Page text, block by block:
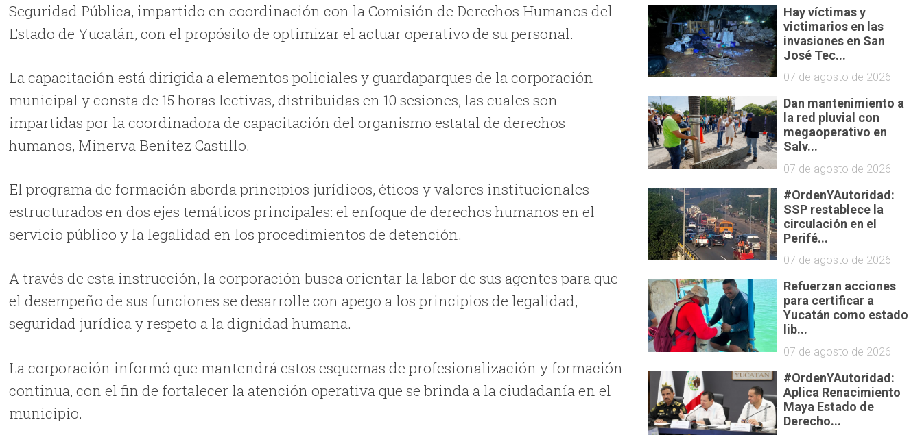
Seguridad Pública, impartido en coordinación con la Comisión de Derechos Humanos del
Estado de Yucatán, con el propósito de optimizar el actuar operativo de su personal.
La capacitación está dirigida a elementos policiales y guardaparques de la corporación
municipal y consta de 15 horas lectivas, distribuidas en 10 sesiones, las cuales son
impartidas por la coordinadora de capacitación del organismo estatal de derechos
humanos, Minerva Benítez Castillo.
El programa de formación aborda principios jurídicos, éticos y valores institucionales
estructurados en dos ejes temáticos principales: el enfoque de derechos humanos en el
servicio público y la legalidad en los procedimientos de detención.
A través de esta instrucción, la corporación busca orientar la labor de sus agentes para que
el desempeño de sus funciones se desarrolle con apego a los principios de legalidad,
seguridad jurídica y respeto a la dignidad humana.
La corporación informó que mantendrá estos esquemas de profesionalización y formación
continua, con el fin de fortalecer la atención operativa que se brinda a la ciudadanía en el
municipio.
Hay víctimas y
victimarios en las
invasiones en San
José Tec...
07 de agosto de 2026
Dan mantenimiento a
la red pluvial con
megaoperativo en
Salv...
07 de agosto de 2026
#OrdenYAutoridad:
SSP restablece la
circulación en el
Perifé...
07 de agosto de 2026
Refuerzan acciones
para certificar a
Yucatán como estado
lib...
07 de agosto de 2026
#OrdenYAutoridad:
Aplica Renacimiento
Maya Estado de
Derecho...